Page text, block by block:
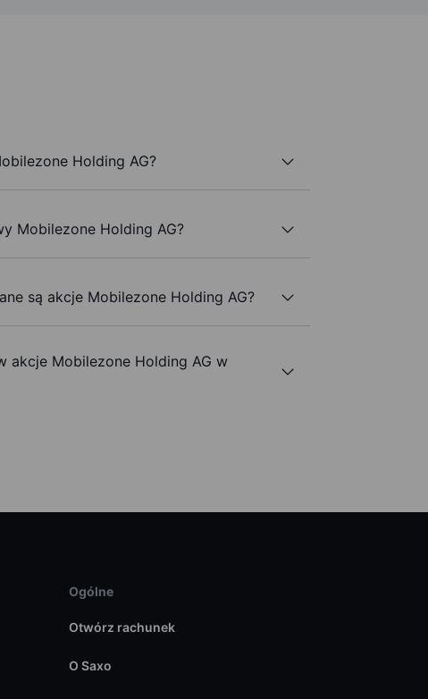
Holding AG?
Mobilezone Holding AG?
są akcje Mobilezone Holding AG?
akcje Mobilezone Holding AG w
Ogólne
Otwórz rachunek
O Saxo